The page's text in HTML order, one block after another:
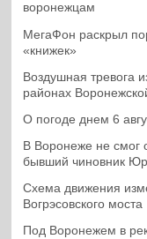
воронежцам
МегаФон раскрыл
«книжек»
Воздушная тревога
районах
О погоде днем 6
В Воронеже не смог
бывший чиновник
Схема движения
Вогрэсовского моста
Под Воронежем в